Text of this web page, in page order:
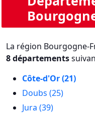
La région Bourgogne-
8 départements
Côte-d'Or (21)
Doubs (25)
Jura (39)